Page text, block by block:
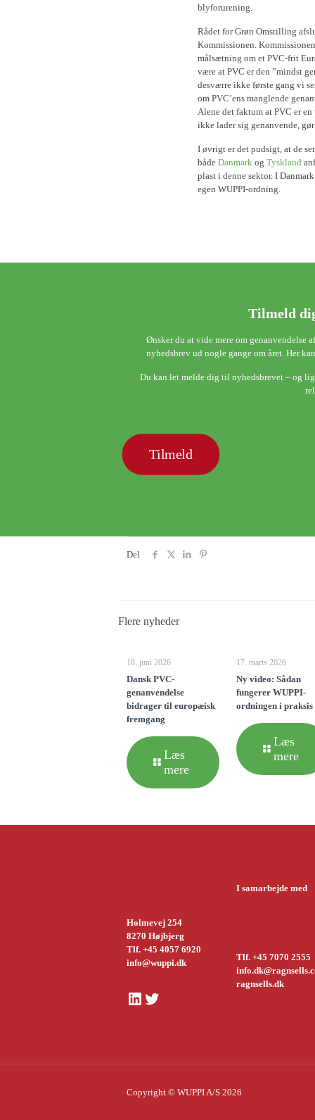
blyforurening.
Rådet for Grøn Omstilling
Kommissionen.
målsætning om et PVC-frit
være at PVC er den ”mindst
desværre ikke første gang vi
om PVC’ens manglende
Alene det faktum at PVC er
ikke lader sig genanvende,
I øvrigt er det pudsigt, at de
både Danmarkog Tyskland
plast i denne sektor. I
egen WUPPI-ordning.
Tilmeld
Ønsker du at vide mere om genanvendelse
nyhedsbrev ud nogle gange om året. Her
Du kan let melde dig til nyhedsbrevet – og
Tilmeld
Del
Flere nyheder
18. juni 2026
Dansk PVC-
genanvendelse
bidrager til europæisk
fremgang
Læs
mere
17. marts 2026
Ny video: Sådan
fungerer WUPPI-
ordningen i praksis
Læs
mere
Holmevej 254
8270 Højbjerg
Tlf. +45 4057 6920
info@wuppi.dk
LinkedIn
Twitter
I samarbejde med
Tlf. +45 7070 2555
ragnsells.dk
Copyright © WUPPI A/S 2026